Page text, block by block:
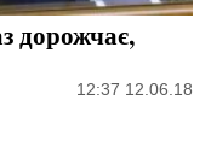
дорожчає,
12:37 12.06.18